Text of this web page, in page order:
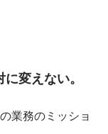
変えない。
業務のミッショ